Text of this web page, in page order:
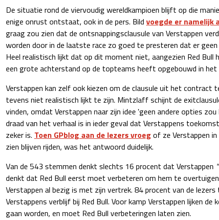
De situatie rond de viervoudig wereldkampioen blijft op die
enige onrust ontstaat, ook in de pers. Bild voegde er namelijk
graag zou zien dat de ontsnappingsclausule van Verstappen
worden door in de laatste race zo goed te presteren dat er
Heel realistisch lijkt dat op dit moment niet, aangezien Red Bull
een grote achterstand op de topteams heeft opgebouwd in het
Verstappen kan zelf ook kiezen om de clausule uit het contract
tevens niet realistisch lijkt te zijn. Mintzlaff schijnt de
vinden, omdat Verstappen naar zijn idee 'geen andere opties
draad van het verhaal is in ieder geval dat Verstappens
zeker is. Toen GPblog aan de lezers vroeg of ze Verstappen
zien blijven rijden, was het antwoord duidelijk.
Van de 543 stemmen denkt slechts 16 procent dat Verstappen
denkt dat Red Bull eerst moet verbeteren om hem te
Verstappen al bezig is met zijn vertrek. 84 procent van de
Verstappens verblijf bij Red Bull. Voor kamp Verstappen lijken de
gaan worden, en moet Red Bull verbeteringen laten zien.